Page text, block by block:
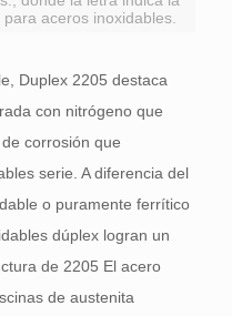
aceros inoxidables.
Duplex 2205 destaca
con nitrógeno que
corrosión que
serie. A diferencia del
o puramente ferrítico
dúplex logran un
de 2205 El acero
de austenita